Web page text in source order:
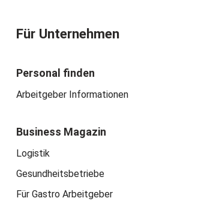
Für Unternehmen
Personal finden
Arbeitgeber Informationen
Business Magazin
Logistik
Gesundheitsbetriebe
Für Gastro Arbeitgeber